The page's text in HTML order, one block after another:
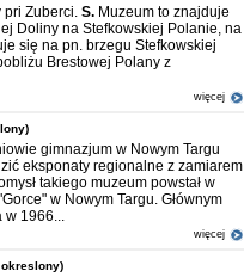
pri Zuberci. S. Muzeum to znajduje
Doliny na Stefkowskiej Polanie, na
się na pn. brzegu Stefkowskiej
Brestowej Polany z
więcej
gimnazjum w Nowym Targu
eksponaty regionalne z zamiarem
takiego muzeum powstał w
w Nowym Targu. Głównym
w 1966...
więcej
okreslony)